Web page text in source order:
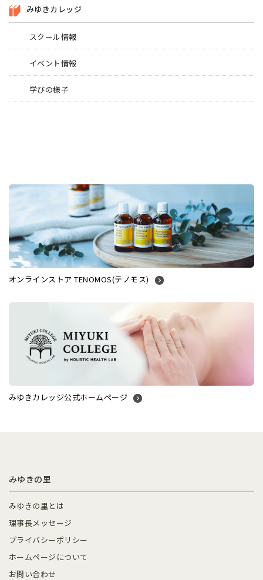
みゆきカレッジ
スクール情報
イベント情報
学びの様子
オンラインストア TENOMOS(テノモス)
みゆきカレッジ公式ホームページ
みゆきの里
みゆきの里とは
理事長メッセージ
プライバシーポリシー
ホームページについて
お問い合わせ